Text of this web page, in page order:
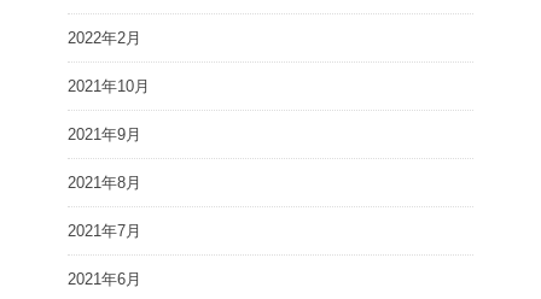
2022年2月
2021年10月
2021年9月
2021年8月
2021年7月
2021年6月